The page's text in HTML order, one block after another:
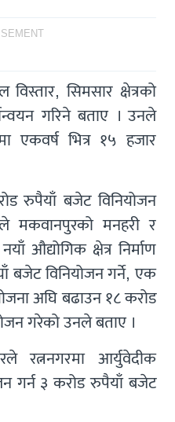
सिमसार क्षेत्रको
गरिने बताए । उनले
एकवर्ष भित्र १५ हजार
रुपैयाँ बजेट विनियोजन
मकवानपुरको मनहरी र
औद्योगिक क्षेत्र निर्माण
बजेट विनियोजन गर्ने, एक
अघि बढाउन १८ करोड
गरेको उनले बताए ।
रत्ननगरमा आर्युवेदीक
गर्न ३ करोड रुपैयाँ बजेट